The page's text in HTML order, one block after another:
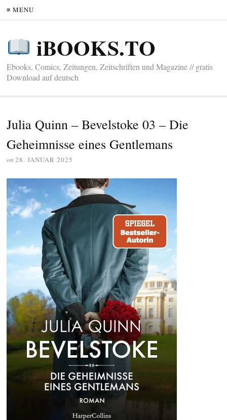
≡ MENU
iBOOKS.TO
Ebooks, Comics, Zeitungen, Zeitschriften und Magazine // gratis
Download auf deutsch
Julia Quinn – Bevelstoke 03 – Die
Geheimnisse eines Gentlemans
on 28. JANUAR 2025